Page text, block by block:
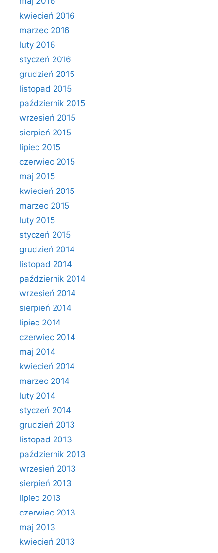
kwiecień 2016
marzec 2016
luty 2016
styczeń 2016
grudzień 2015
listopad 2015
październik 2015
wrzesień 2015
sierpień 2015
lipiec 2015
czerwiec 2015
maj 2015
kwiecień 2015
marzec 2015
luty 2015
styczeń 2015
grudzień 2014
listopad 2014
październik 2014
wrzesień 2014
sierpień 2014
lipiec 2014
czerwiec 2014
maj 2014
kwiecień 2014
marzec 2014
luty 2014
styczeń 2014
grudzień 2013
listopad 2013
październik 2013
wrzesień 2013
sierpień 2013
lipiec 2013
czerwiec 2013
maj 2013
kwiecień 2013